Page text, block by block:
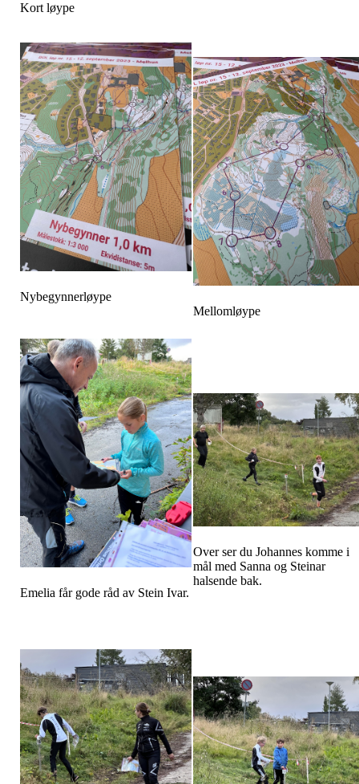
Kort løype
Nybegynnerløype
Mellomløype
Emelia får gode råd av Stein Ivar.
Over ser du Johannes komme i
mål med Sanna og Steinar
halsende bak.